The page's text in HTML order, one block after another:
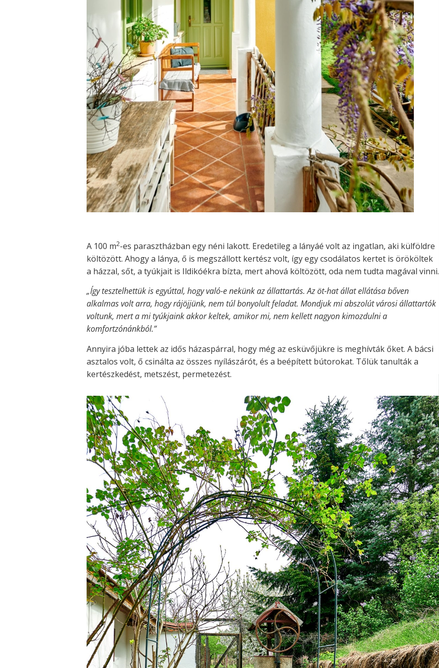
A 100 m2-es parasztházban egy néni lakott. Eredetileg a lányáé volt az ingatlan, aki külföldre
költözött. Ahogy a lánya, ő is megszállott kertész volt, így egy csodálatos kertet is örököltek
a házzal, sőt, a tyúkjait is Ildikóékra bízta, mert ahová költözött, oda nem tudta magával vinni.
„Így tesztelhettük is egyúttal, hogy való-e nekünk az állattartás. Az öt-hat állat ellátása bőven
alkalmas volt arra, hogy rájöjjünk, nem túl bonyolult feladat. Mondjuk mi abszolút városi állattartók
voltunk, mert a mi tyúkjaink akkor keltek, amikor mi, nem kellett nagyon kimozdulni a
komfortzónánkból.”
Annyira jóba lettek az idős házaspárral, hogy még az esküvőjükre is meghívták őket. A bácsi
asztalos volt, ő csinálta az összes nyílászárót, és a beépített bútorokat. Tőlük tanulták a
kertészkedést, metszést, permetezést.